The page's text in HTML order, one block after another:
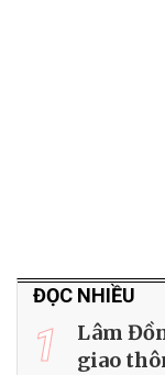
ĐỌC NHIỀU
1
Lâm
giao